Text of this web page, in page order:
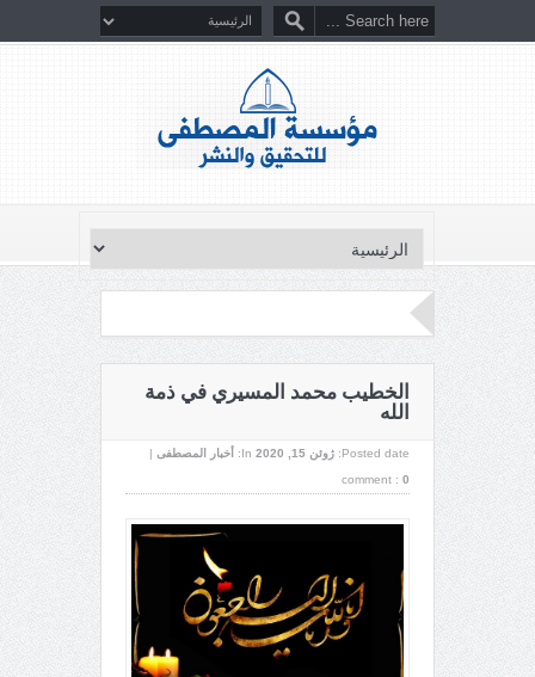
الخطيب محمد المسيري في ذمة
الله
Posted date: ژوئن 15, 2020 In: أخبار المصطفى |
comment : 0